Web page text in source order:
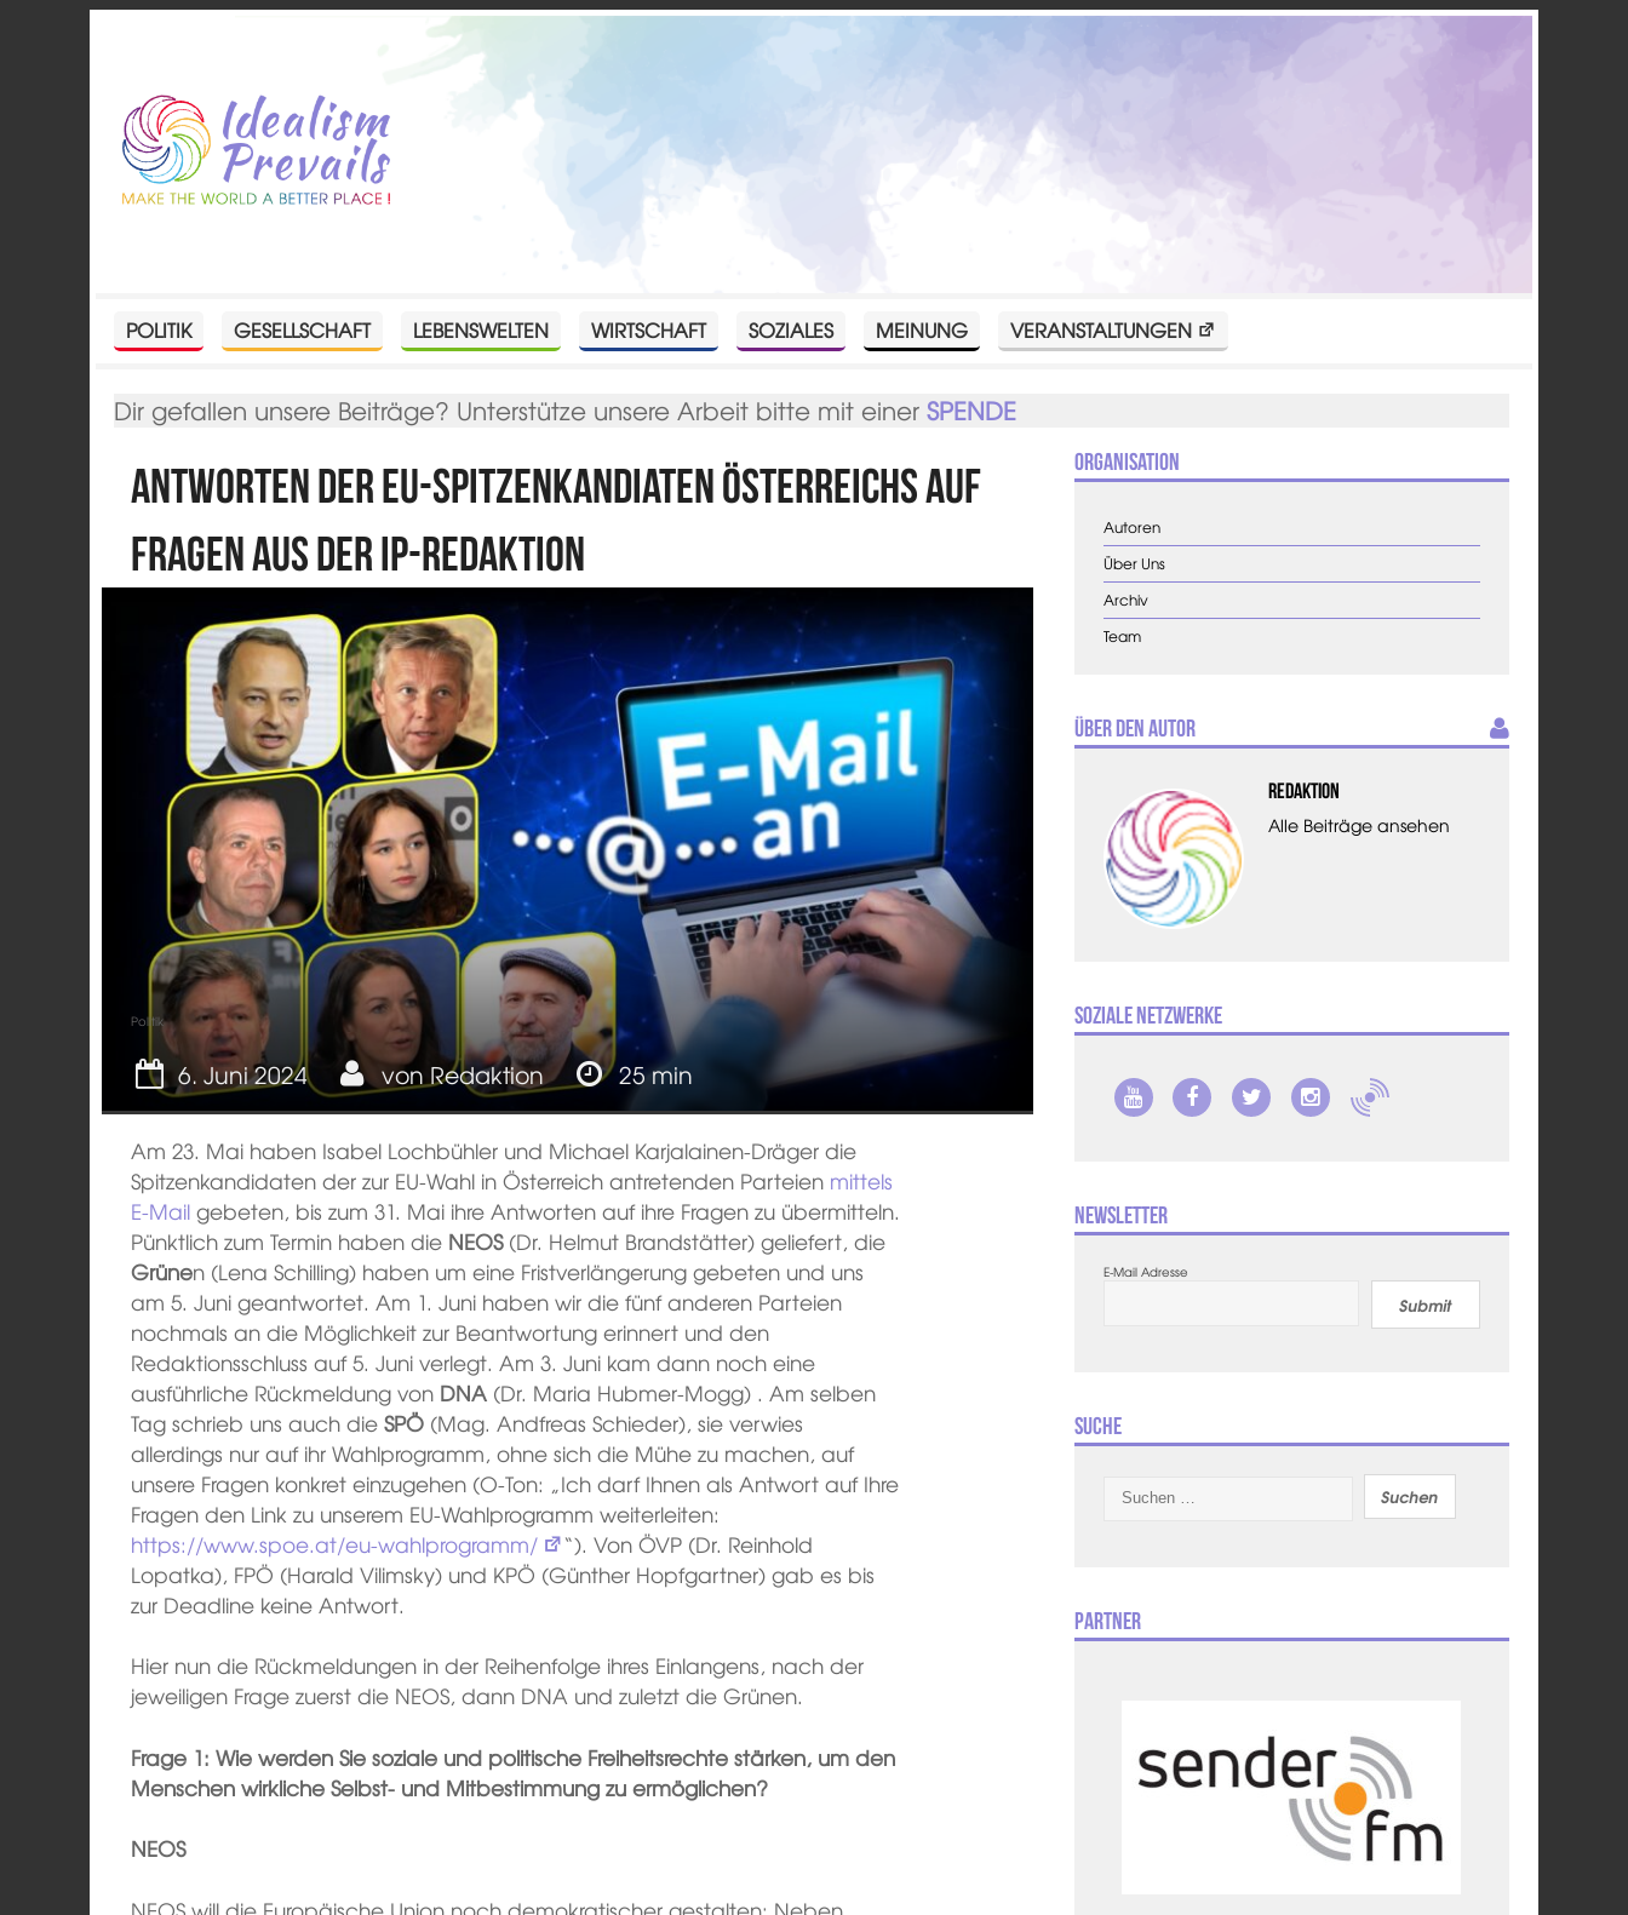
POLITIK GESELLSCHAFT LEBENSWELTEN WIRTSCHAFT SOZIALES MEINUNG VERANSTALTUNGEN
Dir gefallen unsere Beiträge? Unterstütze unsere Arbeit bitte mit einerSPENDE
Antworten der EU-Spitzenkandiaten Österreichs auf
Fragen aus der IP-Redaktion
Politik
6. Juni 2024 von Redaktion 25 min
Am 23. Mai haben Isabel Lochbühler und Michael Karjalainen-Dräger die
Spitzenkandidaten der zur EU-Wahl in Österreich antretenden Parteien mittels
E-Mail gebeten, bis zum 31. Mai ihre Antworten auf ihre Fragen zu übermitteln.
Pünktlich zum Termin haben die NEOS (Dr. Helmut Brandstätter) geliefert, die
Grünen (Lena Schilling) haben um eine Fristverlängerung gebeten und uns
am 5. Juni geantwortet. Am 1. Juni haben wir die fünf anderen Parteien
nochmals an die Möglichkeit zur Beantwortung erinnert und den
Redaktionsschluss auf 5. Juni verlegt. Am 3. Juni kam dann noch eine
ausführliche Rückmeldung von DNA (Dr. Maria Hubmer-Mogg) . Am selben
Tag schrieb uns auch dieSPÖ (Mag. Andfreas Schieder), sie verwies
allerdings nur auf ihr Wahlprogramm, ohne sich die Mühe zu machen, auf
unsere Fragen konkret einzugehen (O-Ton: „Ich darf Ihnen als Antwort auf Ihre
Fragen den Link zu unserem EU-Wahlprogramm weiterleiten:
https://www.spoe.at/eu-wahlprogramm/
“). Von ÖVP (Dr. Reinhold
Lopatka), FPÖ (Harald Vilimsky) und KPÖ (Günther Hopfgartner) gab es bis
zur Deadline keine Antwort.
Hier nun die Rückmeldungen in der Reihenfolge ihres Einlangens, nach der
jeweiligen Frage zuerst die NEOS, dann DNA und zuletzt die Grünen.
Frage 1: Wie werden Sie soziale und politische Freiheitsrechte stärken, um den
Menschen wirkliche Selbst- und Mitbestimmung zu ermöglichen?
NEOS
Organisation
Autoren
Über Uns
Archiv
Team
Über den Autor
Redaktion
Alle Beiträge ansehen
Soziale Netzwerke
Newsletter
E-Mail Adresse
Submit
Suche
nach:
Partner